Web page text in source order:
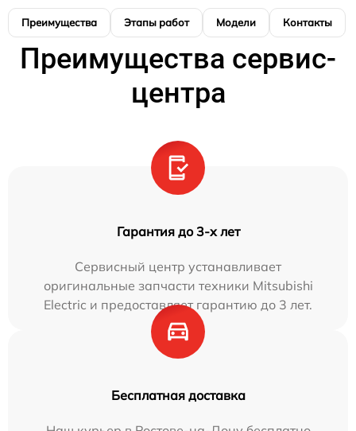
Преимущества Этапы работ Модели Контакты
Преимущества сервис-
центра
Гарантия до 3-х лет
Сервисный центр устанавливает
оригинальные запчасти техники Mitsubishi
Electric и предоставляет гарантию до 3 лет.
Бесплатная доставка